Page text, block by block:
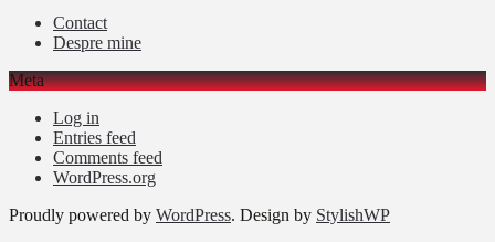
Contact
Despre mine
Meta
Log in
Entries feed
Comments feed
WordPress.org
Proudly powered by WordPress. Design by StylishWP